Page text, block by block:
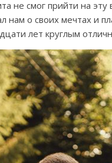
не смог прийти на эту
нам о своих мечтах и
лет круглым